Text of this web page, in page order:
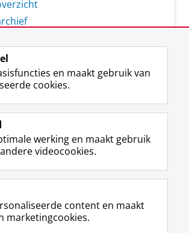
de RUG
F
a
e
b
o
p
a
L
i
k
e
I
-
p
R
S
-
f
e
R
I
n
t
r
m
Y
o
T
e
k
en maakt gebruik van
cookies.
werking en maakt gebruik
videocookies.
content en maakt
marketingcookies.